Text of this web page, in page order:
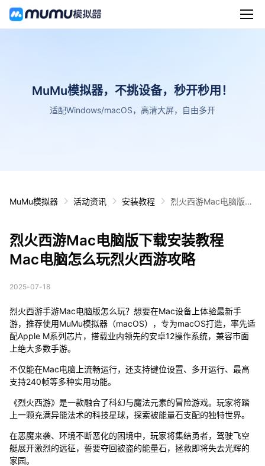
MuMu模拟器，不挑设备，秒开秒用！
适配Windows/macOS，高清大屏，自由多开
MuMu模拟器 活动资讯 安装教程
烈火西游Mac电脑版下
烈火西游Mac电脑版下载安装教程
Mac电脑怎么玩烈火西游攻略
2025-07-18
烈火西游手游Mac电脑版怎么玩？想要在Mac设备上体验最新手
游，推荐使用MuMu模拟器（macOS），专为macOS打造，率先适
配Apple M系列芯片，搭载业内领先的安卓12操作系统，兼容市面
上绝大多数手游。
不仅能在Mac电脑上流畅运行，还支持键位设置、多开运行、最高
支持240帧等多种实用功能。
《烈火西游》是一款融合了科幻与魔法元素的冒险游戏。玩家将踏
上一颗充满异能法术的科技星球，探索被能量石支配的独特世界。
在恶魔来袭、环境不断恶化的困境中，玩家将集结勇者，驾驶飞空
艇展开激烈的远征，誓要夺回被盗的能量石，拯救即将失去光辉的
家园。